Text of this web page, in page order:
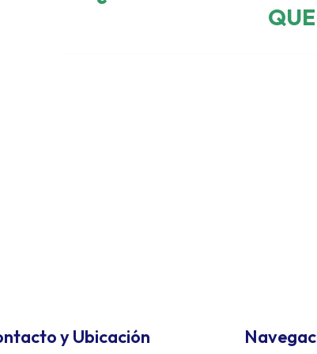
y Ubicación